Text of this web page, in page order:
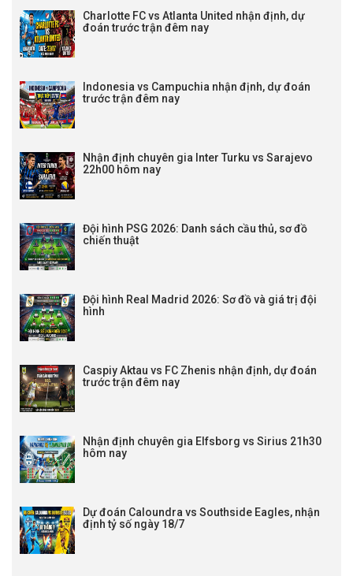
Charlotte FC vs Atlanta United nhận định, dự
đoán trước trận đêm nay
Indonesia vs Campuchia nhận định, dự đoán
trước trận đêm nay
Nhận định chuyên gia Inter Turku vs Sarajevo
22h00 hôm nay
Đội hình PSG 2026: Danh sách cầu thủ, sơ đồ
chiến thuật
Đội hình Real Madrid 2026: Sơ đồ và giá trị đội
hình
Caspiy Aktau vs FC Zhenis nhận định, dự đoán
trước trận đêm nay
Nhận định chuyên gia Elfsborg vs Sirius 21h30
hôm nay
Dự đoán Caloundra vs Southside Eagles, nhận
định tỷ số ngày 18/7